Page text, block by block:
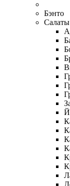
Бэнто
Салаты